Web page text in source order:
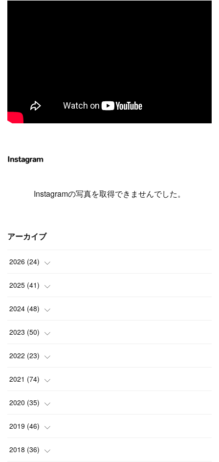
Instagram
Instagramの写真を取得できませんでした。
アーカイブ
2026 (24)
(1)
(3)
(2)
(7)
( 3)
2025 (41)
(4)
(4)
(3)
(1)
(4)
2024 (48)
(3)
(2)
(4)
(3)
( 4)
2023 (50)
(3)
(7)
(2)
(4)
( 4)
2022 (23)
(5)
(1)
(1)
(1)
2021 (74)
(3)
(4)
(6)
2020 (35)
(7)
(4)
2019 (46)
(10
2018 (36)